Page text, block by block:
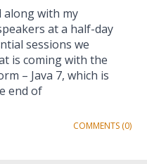
along with my
at a half-day
sessions we
is coming with the
– Java 7, which is
end of
COMMENTS (0)